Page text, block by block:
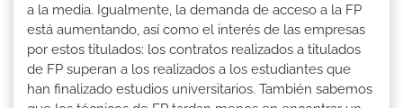
a la media. Igualmente, la demanda de acceso a la FP
está aumentando, así como el interés de las empresas
por estos titulados: los contratos realizados a titulados
de FP superan a los realizados a los estudiantes que
han finalizado estudios universitarios. También sabemos